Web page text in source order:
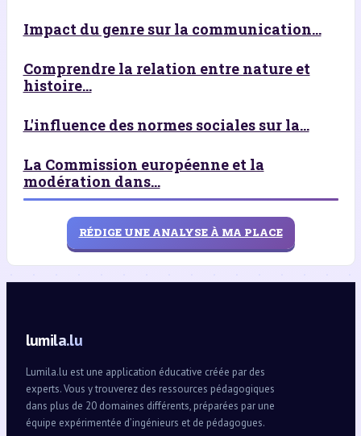
Impact du genre sur la communication...
Comprendre la relation entre nature et
histoire...
L'influence des normes sociales sur la...
La Commission européenne et la
modération dans...
RÉDIGE UNE ANALYSE À MA PLACE
lumila.lu
Lumila.lu est une application éducative créée par des
experts. Vous y trouverez des ressources pédagogiques
dans plus de 20 domaines différents, préparées par une
équipe expérimentée d’ingénieurs et de pédagogues.